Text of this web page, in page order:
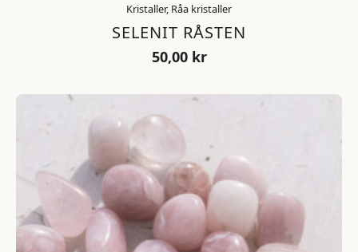
Kristaller, Råa kristaller
SELENIT RÅSTEN
50,00 kr